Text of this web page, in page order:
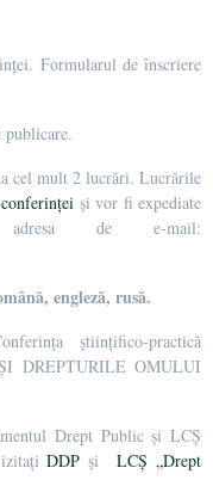
Formularul de înscriere
cel mult 2 lucrări. Lucrările
și vor fi expediate
de e-mail:
engleză, rusă.
științifico-practică
DREPTURILE OMULUI
Drept Public și LCȘ
DDP șiLCȘ „Drept